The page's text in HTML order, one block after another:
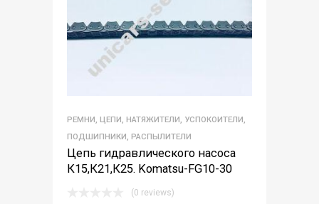
РЕМНИ, ЦЕПИ, НАТЯЖИТЕЛИ, УСПОКОИТЕЛИ,
ПОДШИПНИКИ, РАСПЫЛИТЕЛИ
Цепь гидравлического насоса
К15,К21,К25. Komatsu-FG10-30
(0 reviews)